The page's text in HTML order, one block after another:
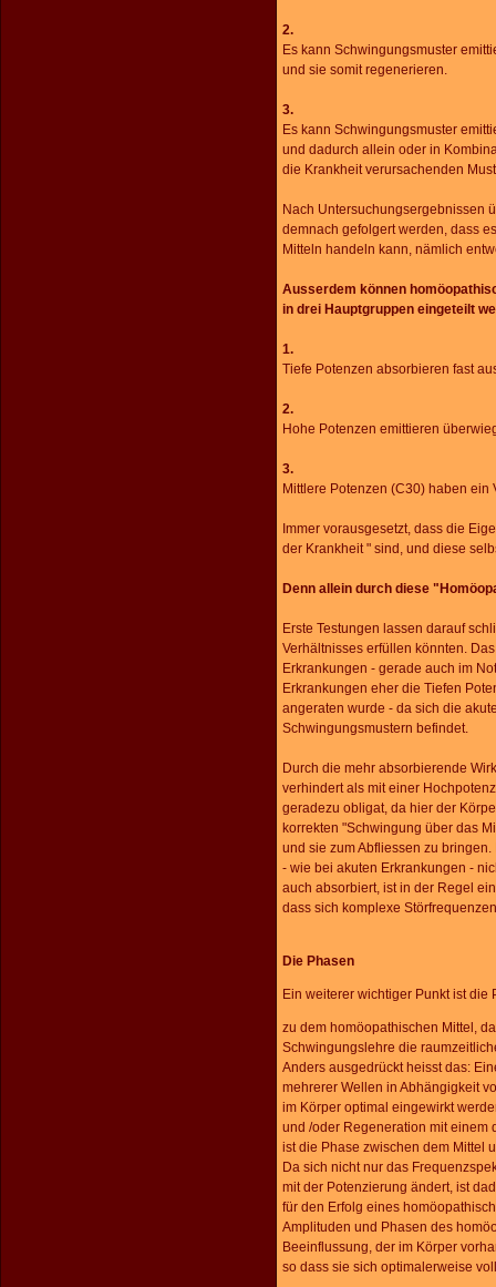
2.
Es kann Schwingungsmuster
und sie somit regenerieren.
3.
Es kann Schwingungsmuster
und dadurch allein oder in
die Krankheit verursachenden
Nach Untersuchungsergebnissen
demnach gefolgert werden, dass
Mitteln handeln kann, nämlich
Ausserdem können
in drei Hauptgruppen eingeteilt
1.
Tiefe Potenzen absorbieren fast
2.
Hohe Potenzen emittieren
3.
Mittlere Potenzen (C30) haben ein
Immer vorausgesetzt, dass die
der Krankheit " sind, und diese
Denn allein durch diese
Erste Testungen lassen darauf
Verhältnisses erfüllen könnten.
Erkrankungen - gerade auch im
Erkrankungen eher die Tiefen
angeraten wurde - da sich die
Schwingungsmustern befindet.
Durch die mehr absorbierende
verhindert als mit einer
geradezu obligat, da hier der
korrekten "Schwingung über das
und sie zum Abfliessen zu
- wie bei akuten Erkrankungen -
auch absorbiert, ist in der Regel
dass sich komplexe
Die Phasen
Ein weiterer wichtiger Punkt ist
zu dem homöopathischen Mittel,
Schwingungslehre die
Anders ausgedrückt heisst das:
mehrerer Wellen in Abhängigkeit
im Körper optimal eingewirkt
und /oder Regeneration mit einem
ist die Phase zwischen dem Mittel
Da sich nicht nur das
mit der Potenzierung ändert, ist
für den Erfolg eines
Amplituden und Phasen des
Beeinflussung, der im Körper
so dass sie sich optimalerweise